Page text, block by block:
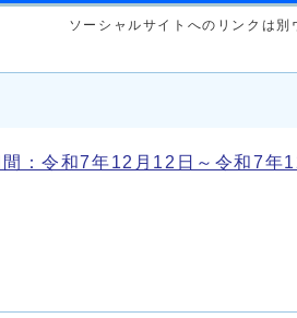
ソーシャルサイトへのリンクは別
：令和7年12月12日～令和7年